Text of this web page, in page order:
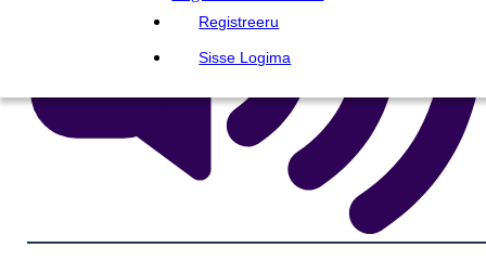
Registreeru
Sisse Logima